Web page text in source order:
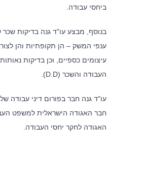
ביחסי עבודה.
בנוסף, מבצע עו"ד גנה בדיקות שכר
ענפי המשק – הן תקופתיות והן
עיצומים כספיים, וכן בדיקות
העבודה והשכר (D.D).
עו"ד גנה חבר בפורום דיני עבודה
חבר האגודה הישראלית למשפט
האגודה לחקר יחסי העבודה.
ברקוביץ' 4, תל אביב
office@kzlaw.co.il